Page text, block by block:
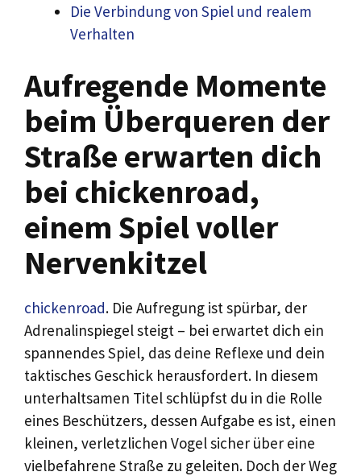
Die Verbindung von Spiel und realem
Verhalten
Aufregende Momente
beim Überqueren der
Straße erwarten dich
bei chickenroad,
einem Spiel voller
Nervenkitzel
chickenroad. Die Aufregung ist spürbar, der
Adrenalinspiegel steigt – bei erwartet dich ein
spannendes Spiel, das deine Reflexe und dein
taktisches Geschick herausfordert. In diesem
unterhaltsamen Titel schlüpfst du in die Rolle
eines Beschützers, dessen Aufgabe es ist, einen
kleinen, verletzlichen Vogel sicher über eine
vielbefahrene Straße zu geleiten. Doch der Weg